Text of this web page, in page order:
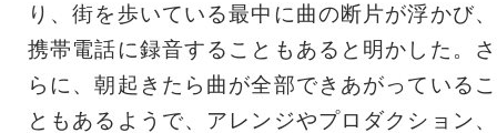
り、街を歩いている最中に曲の断片が浮かび、
携帯電話に録音することもあると明かした。さ
らに、朝起きたら曲が全部できあがっているこ
ともあるようで、アレンジやプロダクション、